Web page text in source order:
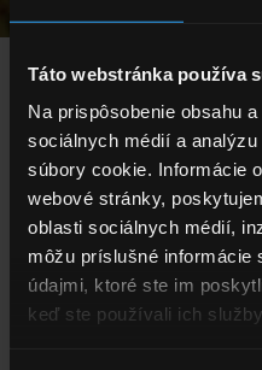
Táto webstránka používa
Na prispôsobenie obsahu
sociálnych médií a
súbory cookie. Informácie
webové stránky,
oblasti sociálnych médií,
môžu príslušné
údajmi, ktoré ste im
keď ste používali ich
Big
Ste vo svete Big
originálne